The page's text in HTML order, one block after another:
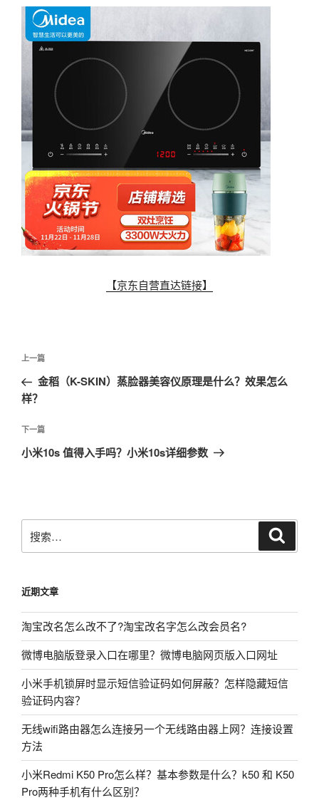
【京东自营直达链接】
文
导
航
上
一
篇
章
上一篇
金稻（K-SKIN）蒸脸器美容仪原理是什么？效果怎么
样？
下
一
下一篇
小米10s 值得入手吗？小米10s详细参数
搜
索：
近期文章
淘宝改名怎么改不了?淘宝改名字怎么改会员名?
微博电脑版登录入口在哪里？微博电脑网页版入口网址
小米手机锁屏时显示短信验证码如何屏蔽？怎样隐藏短信
验证码内容？
无线wifi路由器怎么连接另一个无线路由器上网？连接设置
方法
小米Redmi K50 Pro怎么样？基本参数是什么？k50 和 K50
Pro两种手机有什么区别？